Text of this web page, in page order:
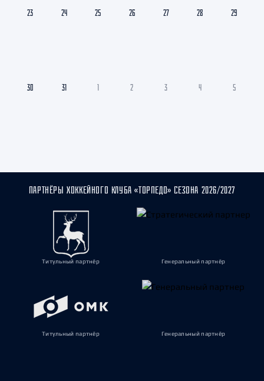
23 24 25 26 27 28 29
30 31 1 2 3 4 5
ПАРТНЁРЫ ХОККЕЙНОГО КЛУБА «ТОРПЕДО» СЕЗОНА 2026/2027
Титульный партнёр Генеральный партнёр
Титульный партнёр Генеральный партнёр